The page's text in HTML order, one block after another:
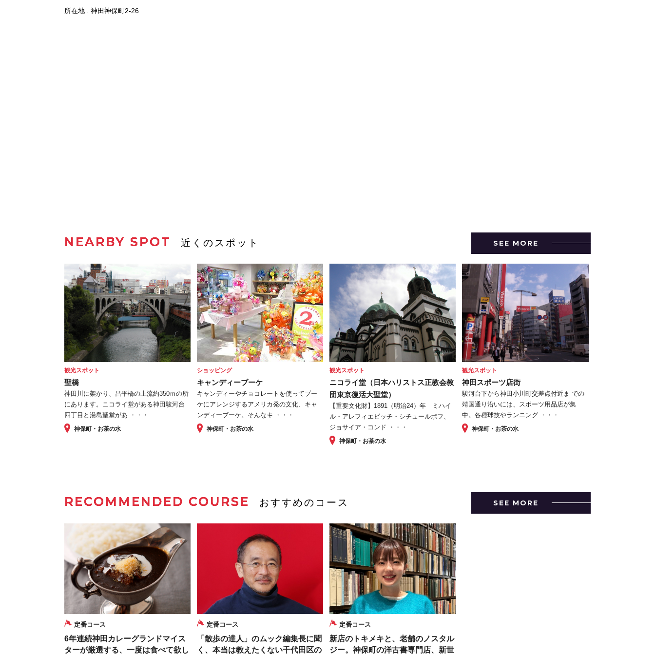
所在地 : 神田神保町2-26
NEARBY SPOT 近くのスポット
観光スポット
聖橋
神田川に架かり、昌平橋の上流約350ｍの所
にあります。ニコライ堂がある神田駿河台
四丁目と湯島聖堂があ ・・・
神保町・お茶の水
ショッピング
キャンディーブーケ
キャンディーやチョコレートを使ってブー
ケにアレンジするアメリカ発の文化、キャ
ンディーブーケ。そんなキ ・・・
神保町・お茶の水
観光スポット
ニコライ堂（日本ハリストス正教会教
団東京復活大聖堂）
【重要文化財】1891（明治24）年 ミハイ
ル・アレフィエビッチ・シチュールポフ、
ジョサイア・コンド ・・・
神保町・お茶の水
観光スポット
神田スポーツ店街
駿河台下から神田小川町交差点付近ま での
靖国通り沿いには、スポーツ用品店が集
中。各種球技やランニング ・・・
神保町・お茶の水
SEE MORE
RECOMMENDED COURSE おすすめのコース
定番コース
6年連続神田カレーグランドマイス
ターが厳選する、一度は食べて欲し
定番コース
「散歩の達人」のムック編集長に聞
く、本当は教えたくない千代田区の
定番コース
新店のトキメキと、老舗のノスタル
ジー。神保町の洋古書専門店、新世
SEE MORE